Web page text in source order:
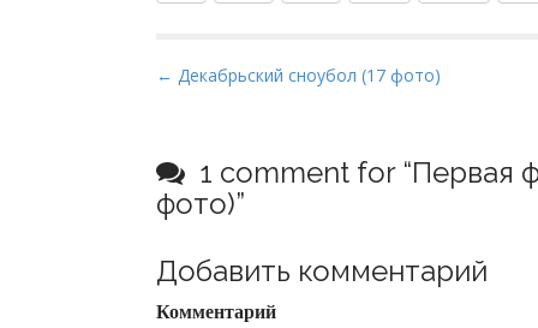
P
t
n
v
i
← Декабрьский сноубол (17 фото)
1 comment for “Первая
фото)”
Добавить комментарий
Комментарий